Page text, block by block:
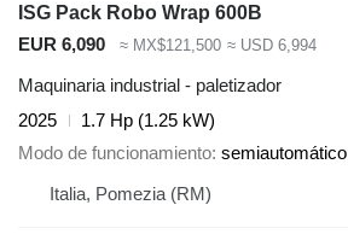
ISG Pack Robo Wrap 600B
EUR 6,090
≈ MX$121,500 ≈ USD 6,994
Maquinaria industrial - paletizador
2025
1.7 Hp (1.25 kW)
Modo de funcionamiento semiautomático
Italia, Pomezia (RM)